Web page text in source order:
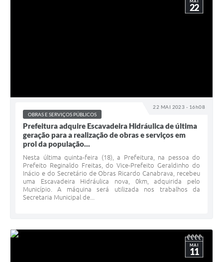
22 MAI 2023 - 16h08
MAI
22
OBRAS E SERVIÇOS PÚBLICOS
Prefeitura adquire Escavadeira Hidráulica de última
geração para a realização de obras e serviços em
prol da população...
Nesta última quinta-feira (18), a Prefeitura, na pessoa do
Prefeito Reginaldo Freitas, do Vice-Prefeito Geraldinho do
Inácio e do Secretário de Obras Ricardo Canabrava, recebeu
uma Escavadeira Hidráulica nova, 0km, adquirida pelo
Município. A máquina será utilizada nos trabalhos da
Secretaria Municipal de...
MAI
11